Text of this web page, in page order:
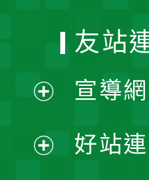
開
友站
宣導
好站